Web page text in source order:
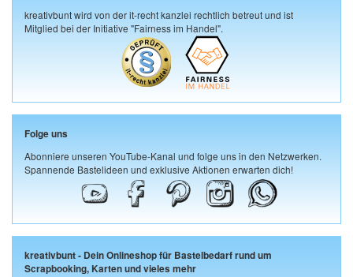
kreativbunt wird von der it-recht kanzlei rechtlich betreut und ist
Mitglied bei der Initiative "Fairness im Handel".
Folge uns
Abonniere unseren YouTube-Kanal und folge uns in den Netzwerken.
Spannende Bastelideen und exklusive Aktionen erwarten dich!
kreativbunt - Dein Onlineshop für Bastelbedarf rund um
Scrapbooking, Karten und vieles mehr